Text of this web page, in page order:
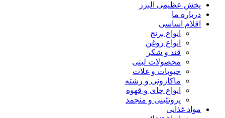
پخش عظیمی البرز
درباره ما
اقلام اساسی
انواع برنج
انواع روغن
قند و شکر
محصولات لبنی
حبوبات و غلات
ماکارونی و رشته
انواع چای و قهوه
پروتئینی و منجمد
مواد غذایی